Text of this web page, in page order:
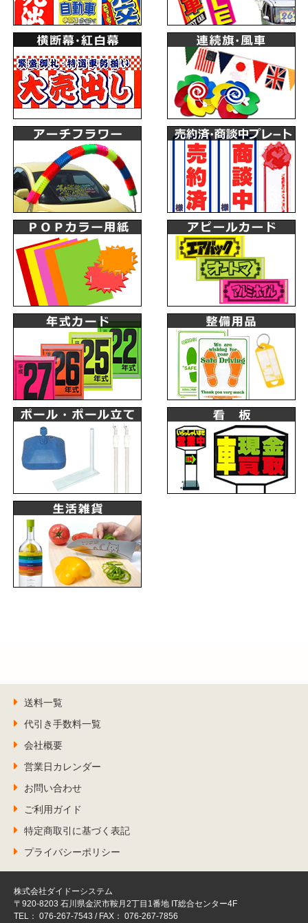
送料一覧
代引き手数料一覧
会社概要
営業日カレンダー
お問い合わせ
ご利用ガイド
特定商取引に基づく表記
プライバシーポリシー
株式会社ダイドーシステム
〒920-8203 石川県金沢市鞍月2丁目1番地 IT総合センター4F
TEL： 076-267-7543 / FAX： 076-267-7856